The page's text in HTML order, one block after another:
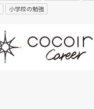
小学校の勉強